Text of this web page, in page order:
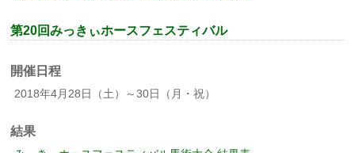
第20回みっきぃホースフェスティバル
開催日程
2018年4月28日（土）～30日（月・祝）
結果